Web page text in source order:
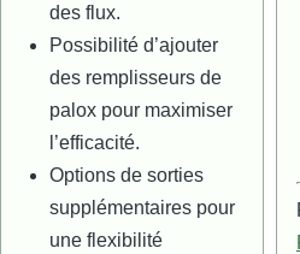
des flux.
Possibilité d’ajouter
des remplisseurs de
palox pour maximiser
l’efficacité.
Options de sorties
supplémentaires pour
une flexibilité